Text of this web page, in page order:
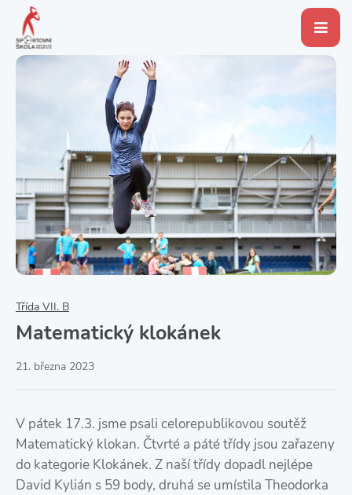
Třída VII. B
Matematický klokánek
21. března 2023
V pátek 17.3. jsme psali celorepublikovou soutěž
Matematický klokan. Čtvrté a páté třídy jsou zařazeny
do kategorie Klokánek. Z naší třídy dopadl nejlépe
David Kylián s 59 body, druhá se umístila Theodorka